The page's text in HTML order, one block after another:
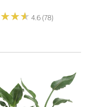
★★★
★★★ 4.6 (78)